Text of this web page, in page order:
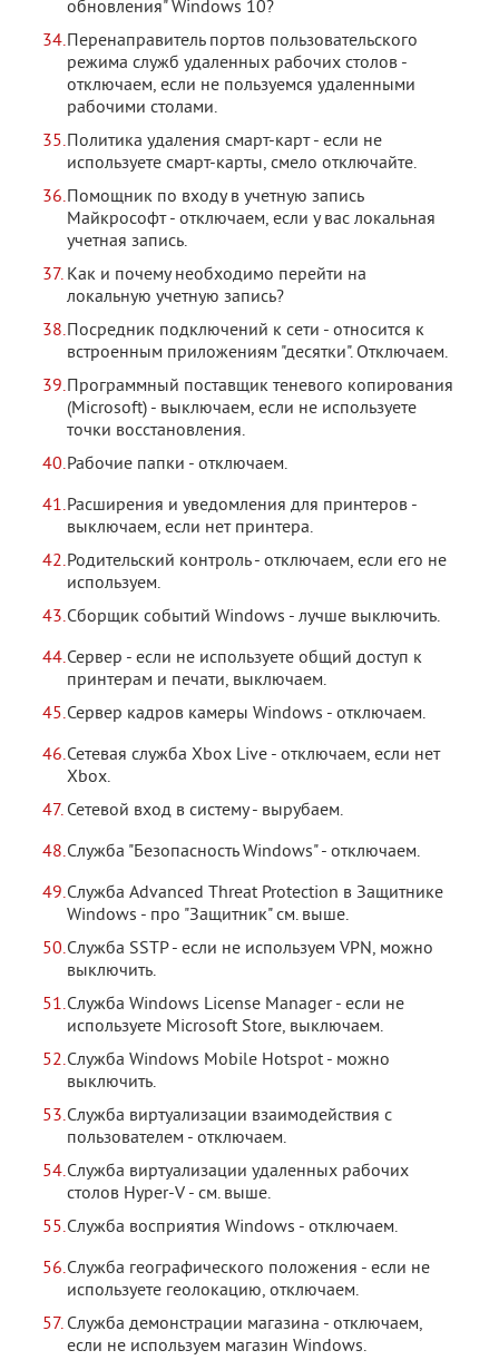
обновления" Windows 10?
Перенаправитель портов пользовательского
режима служб удаленных рабочих столов -
отключаем, если не пользуемся удаленными
рабочими столами.
Политика удаления смарт-карт - если не
используете смарт-карты, смело отключайте.
Помощник по входу в учетную запись
Майкрософт - отключаем, если у вас локальная
учетная запись.
Как и почему необходимо перейти на
локальную учетную запись?
Посредник подключений к сети - относится к
встроенным приложениям "десятки". Отключаем.
Программный поставщик теневого копирования
(Microsoft) - выключаем, если не используете
точки восстановления.
Рабочие папки - отключаем.
Расширения и уведомления для принтеров -
выключаем, если нет принтера.
Родительский контроль - отключаем, если его не
используем.
Сборщик событий Windows - лучше выключить.
Сервер - если не используете общий доступ к
принтерам и печати, выключаем.
Сервер кадров камеры Windows - отключаем.
Сетевая служба Xbox Live - отключаем, если нет
Xbox.
Сетевой вход в систему - вырубаем.
Служба "Безопасность Windows" - отключаем.
Служба Advanced Threat Protection в Защитнике
Windows - про "Защитник" см. выше.
Служба SSTP - если не используем VPN, можно
выключить.
Служба Windows License Manager - если не
используете Microsoft Store, выключаем.
Служба Windows Mobile Hotspot - можно
выключить.
Служба виртуализации взаимодействия с
пользователем - отключаем.
Служба виртуализации удаленных рабочих
столов Hyper-V - см. выше.
Служба восприятия Windows - отключаем.
Служба географического положения - если не
используете геолокацию, отключаем.
Служба демонстрации магазина - отключаем,
если не используем магазин Windows.